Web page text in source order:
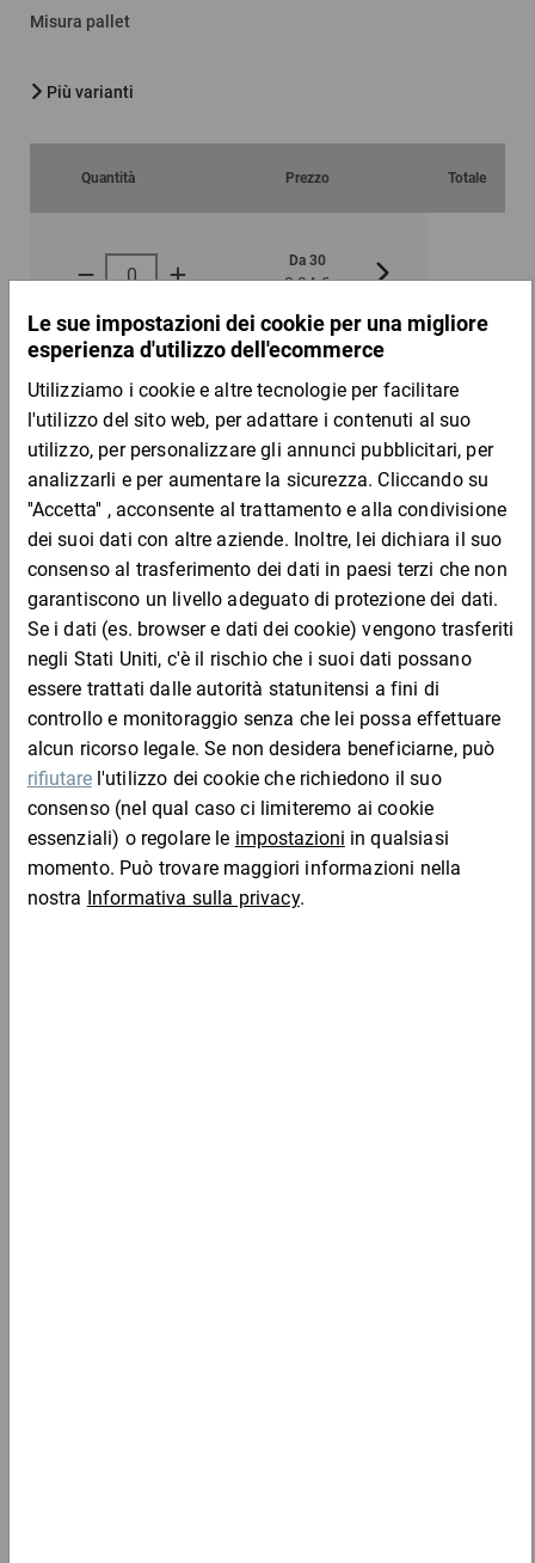
Misura pallet
Più varianti
Quantità Prezzo Totale
Da 30
3,34 € 3,13 €
per 1 Pezzo
Campione
DESCRIZIONE DEL PRODOTTO
I cartoni o le scatole avana sono imballi sicuri per merci di peso
medio come accessori sportivi e per il tempo libero, piccoli
dispositivi elettrici, ecc. I nostri cartoni recano il simbolo RESY,
ovvero soddisfano tutti i requisiti che ne garantiscono la
riciclabilità.
Vantaggi:
qualità costante
diritto di restituzione di 365 giorni
oltre 900 misure disponibili nell’assortimento standard
su richiesta disponibili con stampe e in formati speciali,
chiamaci!
Cartone a onda singola/doppia
Completa l'ordine con: